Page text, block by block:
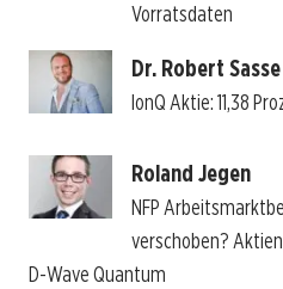
Vorratsdaten
Dr. Robert Sasse
IonQ Aktie: 11,38
Roland Jegen
NFP
verschoben?
D-Wave Quantum